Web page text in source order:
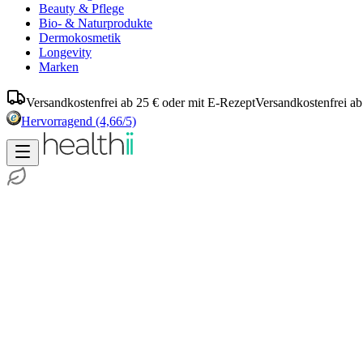
Beauty & Pflege
Bio- & Naturprodukte
Dermokosmetik
Longevity
Marken
Versandkostenfrei ab 25 € oder mit E-RezeptVersandkostenfrei
Hervorragend (4,66/5)